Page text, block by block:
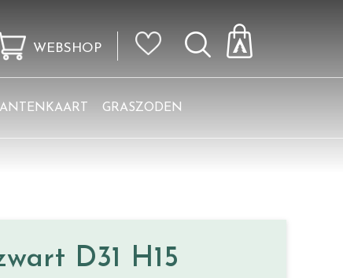
WEBSHOP
GRASZODEN
D31 H15